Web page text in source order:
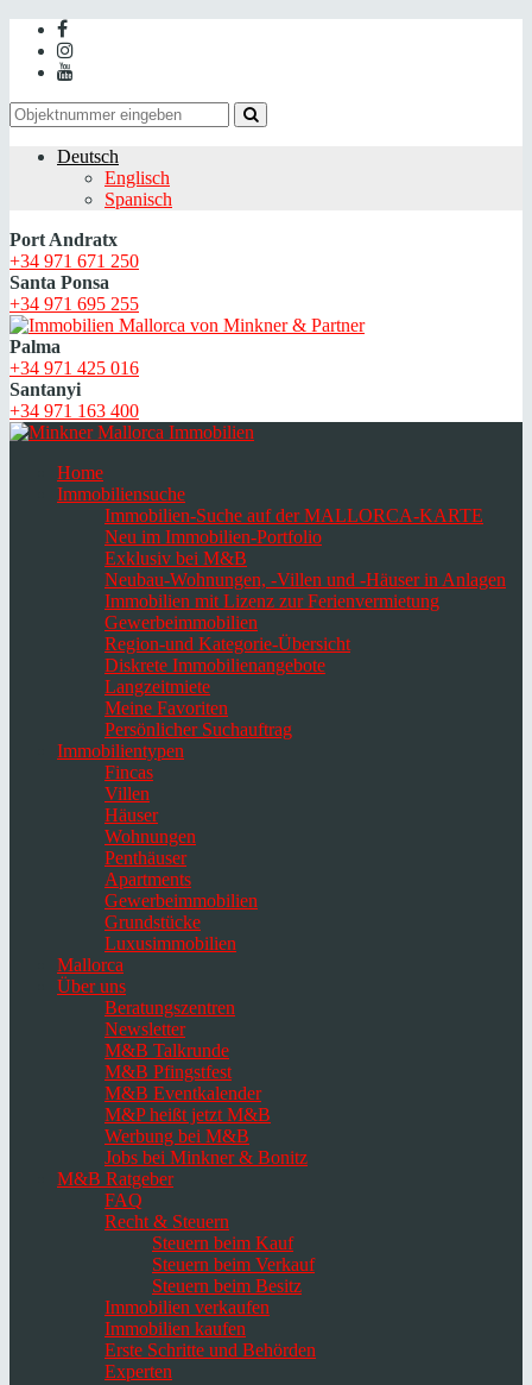
Deutsch
Englisch
Spanisch
Port Andratx
+34 971 671 250
Santa Ponsa
+34 971 695 255
Palma
+34 971 425 016
Santanyi
+34 971 163 400
Home
Immobiliensuche
Immobilien-Suche auf der MALLORCA-KARTE
Neu im Immobilien-Portfolio
Exklusiv bei M&B
Neubau-Wohnungen, -Villen und -Häuser in Anlagen
Immobilien mit Lizenz zur Ferienvermietung
Gewerbeimmobilien
Region-und Kategorie-Übersicht
Diskrete Immobilienangebote
Langzeitmiete
Meine Favoriten
Persönlicher Suchauftrag
Immobilientypen
Fincas
Villen
Häuser
Wohnungen
Penthäuser
Apartments
Gewerbeimmobilien
Grundstücke
Luxusimmobilien
Mallorca
Über uns
Beratungszentren
Newsletter
M&B Talkrunde
M&B Pfingstfest
M&B Eventkalender
M&P heißt jetzt M&B
Werbung bei M&B
Jobs bei Minkner & Bonitz
M&B Ratgeber
FAQ
Recht & Steuern
Steuern beim Kauf
Steuern beim Verkauf
Steuern beim Besitz
Immobilien verkaufen
Immobilien kaufen
Erste Schritte und Behörden
Experten